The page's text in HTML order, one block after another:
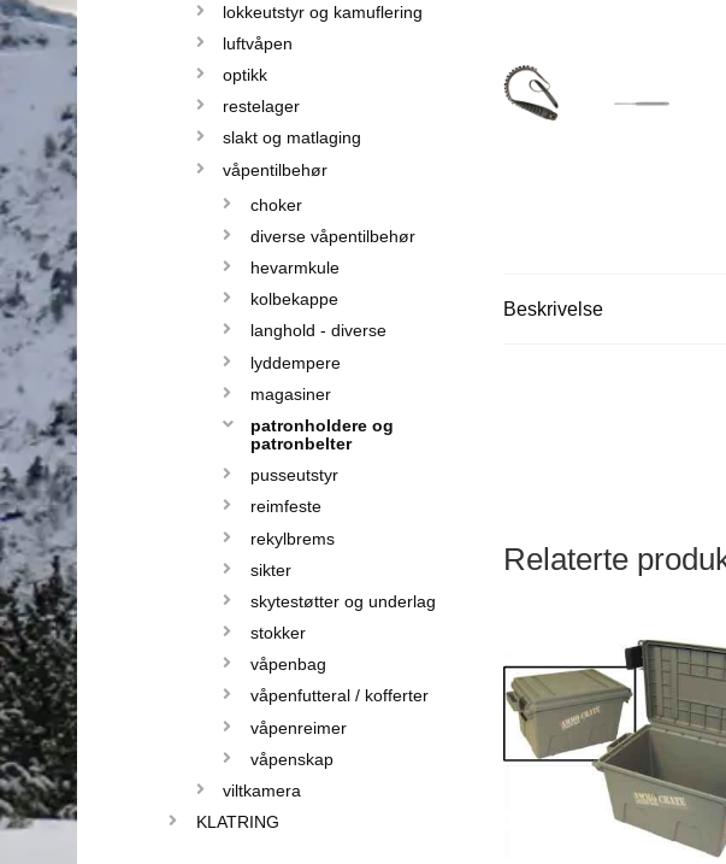
Beskrivelse
Relaterte
lokkeutstyr og kamuflering
luftvåpen
optikk
restelager
slakt og matlaging
våpentilbehør
choker
diverse våpentilbehør
hevarmkule
kolbekappe
langhold - diverse
lyddempere
magasiner
patronholdere og
patronbelter
pusseutstyr
reimfeste
rekylbrems
sikter
skytestøtter og underlag
stokker
våpenbag
våpenfutteral / kofferter
våpenreimer
våpenskap
viltkamera
KLATRING